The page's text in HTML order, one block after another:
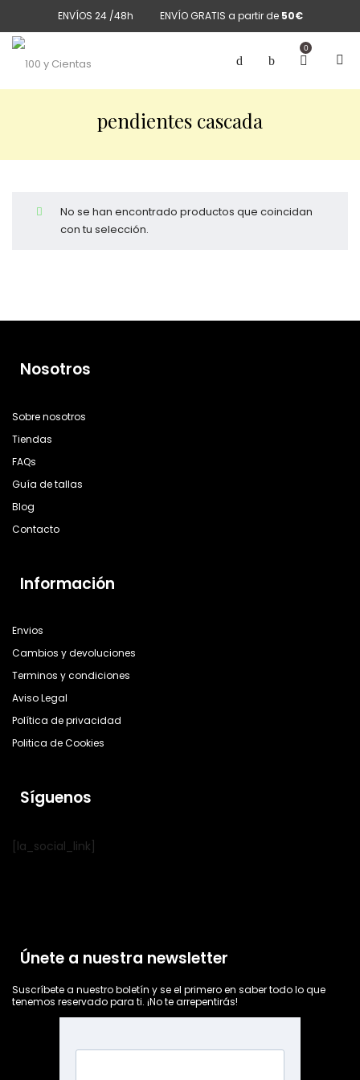
ENVÍOS 24 /48h ENVÍO GRATIS a partir de 50€
0
pendientes cascada
No se han encontrado productos que coincidan
con tu selección.
Nosotros
Sobre nosotros
Tiendas
FAQs
Guía de tallas
Blog
Contacto
Información
Envios
Cambios y devoluciones
Terminos y condiciones
Aviso Legal
Política de privacidad
Politica de Cookies
Síguenos
[la_social_link]
Únete a nuestra newsletter
Suscríbete a nuestro boletín y se el primero en saber todo lo que
tenemos reservado para ti. ¡No te arrepentirás!